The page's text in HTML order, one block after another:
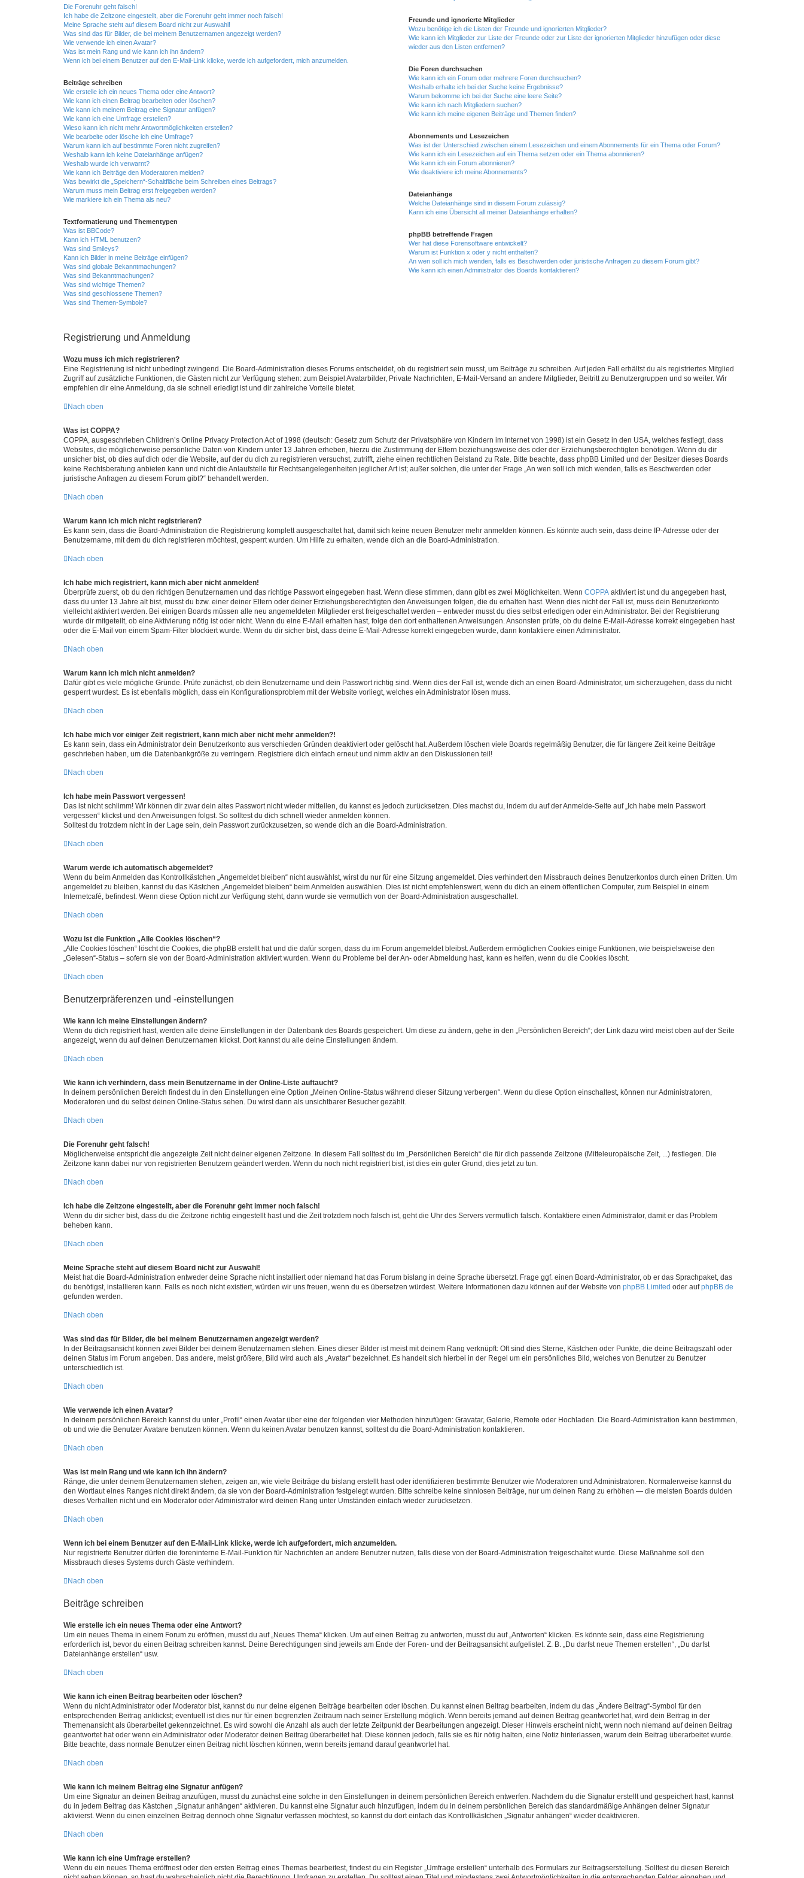
Die Forenuhr geht falsch!
Ich habe die Zeitzone eingestellt, aber die Forenuhr geht immer noch falsch!
Meine Sprache steht auf diesem Board nicht zur Auswahl!
Was sind das für Bilder, die bei meinem Benutzernamen angezeigt werden?
Wie verwende ich einen Avatar?
Was ist mein Rang und wie kann ich ihn ändern?
Wenn ich bei einem Benutzer auf den E-Mail-Link klicke, werde ich aufgefordert, mich anzumelden.
Beiträge schreiben
Wie erstelle ich ein neues Thema oder eine Antwort?
Wie kann ich einen Beitrag bearbeiten oder löschen?
Wie kann ich meinem Beitrag eine Signatur anfügen?
Wie kann ich eine Umfrage erstellen?
Wieso kann ich nicht mehr Antwortmöglichkeiten erstellen?
Wie bearbeite oder lösche ich eine Umfrage?
Warum kann ich auf bestimmte Foren nicht zugreifen?
Weshalb kann ich keine Dateianhänge anfügen?
Weshalb wurde ich verwarnt?
Wie kann ich Beiträge den Moderatoren melden?
Was bewirkt die „Speichern“-Schaltfläche beim Schreiben eines Beitrags?
Warum muss mein Beitrag erst freigegeben werden?
Wie markiere ich ein Thema als neu?
Textformatierung und Thementypen
Was ist BBCode?
Kann ich HTML benutzen?
Was sind Smileys?
Kann ich Bilder in meine Beiträge einfügen?
Was sind globale Bekanntmachungen?
Was sind Bekanntmachungen?
Was sind wichtige Themen?
Was sind geschlossene Themen?
Was sind Themen-Symbole?
Freunde und ignorierte Mitglieder
Wozu benötige ich die Listen der Freunde und ignorierten Mitglieder?
Wie kann ich Mitglieder zur Liste der Freunde oder zur Liste der ignorierten Mitglieder hinzufügen oder diese
wieder aus den Listen entfernen?
Die Foren durchsuchen
Wie kann ich ein Forum oder mehrere Foren durchsuchen?
Weshalb erhalte ich bei der Suche keine Ergebnisse?
Warum bekomme ich bei der Suche eine leere Seite?
Wie kann ich nach Mitgliedern suchen?
Wie kann ich meine eigenen Beiträge und Themen finden?
Abonnements und Lesezeichen
Was ist der Unterschied zwischen einem Lesezeichen und einem Abonnements für ein Thema oder Forum?
Wie kann ich ein Lesezeichen auf ein Thema setzen oder ein Thema abonnieren?
Wie kann ich ein Forum abonnieren?
Wie deaktiviere ich meine Abonnements?
Dateianhänge
Welche Dateianhänge sind in diesem Forum zulässig?
Kann ich eine Übersicht all meiner Dateianhänge erhalten?
phpBB betreffende Fragen
Wer hat diese Forensoftware entwickelt?
Warum ist Funktion x oder y nicht enthalten?
An wen soll ich mich wenden, falls es Beschwerden oder juristische Anfragen zu diesem Forum gibt?
Wie kann ich einen Administrator des Boards kontaktieren?
Registrierung und Anmeldung
Wozu muss ich mich registrieren?
Eine Registrierung ist nicht unbedingt zwingend. Die Board-Administration dieses Forums entscheidet, ob du registriert sein musst, um Beiträge zu schreiben. Auf jeden Fall erhältst du als registriertes Mitglied
Zugriff auf zusätzliche Funktionen, die Gästen nicht zur Verfügung stehen: zum Beispiel Avatarbilder, Private Nachrichten, E-Mail-Versand an andere Mitglieder, Beitritt zu Benutzergruppen und so weiter. Wir
empfehlen dir eine Anmeldung, da sie schnell erledigt ist und dir zahlreiche Vorteile bietet.
Nach oben
Was ist COPPA?
COPPA, ausgeschrieben Children’s Online Privacy Protection Act of 1998 (deutsch: Gesetz zum Schutz der Privatsphäre von Kindern im Internet von 1998) ist ein Gesetz in den USA, welches festlegt, dass
Websites, die möglicherweise persönliche Daten von Kindern unter 13 Jahren erheben, hierzu die Zustimmung der Eltern beziehungsweise des oder der Erziehungsberechtigten benötigen. Wenn du dir
unsicher bist, ob dies auf dich oder die Website, auf der du dich zu registrieren versuchst, zutrifft, ziehe einen rechtlichen Beistand zu Rate. Bitte beachte, dass phpBB Limited und der Besitzer dieses Boards
keine Rechtsberatung anbieten kann und nicht die Anlaufstelle für Rechtsangelegenheiten jeglicher Art ist; außer solchen, die unter der Frage „An wen soll ich mich wenden, falls es Beschwerden oder
juristische Anfragen zu diesem Forum gibt?“ behandelt werden.
Nach oben
Warum kann ich mich nicht registrieren?
Es kann sein, dass die Board-Administration die Registrierung komplett ausgeschaltet hat, damit sich keine neuen Benutzer mehr anmelden können. Es könnte auch sein, dass deine IP-Adresse oder der
Benutzername, mit dem du dich registrieren möchtest, gesperrt wurden. Um Hilfe zu erhalten, wende dich an die Board-Administration.
Nach oben
Ich habe mich registriert, kann mich aber nicht anmelden!
Überprüfe zuerst, ob du den richtigen Benutzernamen und das richtige Passwort eingegeben hast. Wenn diese stimmen, dann gibt es zwei Möglichkeiten. Wenn COPPA aktiviert ist und du angegeben hast,
dass du unter 13 Jahre alt bist, musst du bzw. einer deiner Eltern oder deiner Erziehungsberechtigten den Anweisungen folgen, die du erhalten hast. Wenn dies nicht der Fall ist, muss dein Benutzerkonto
vielleicht aktiviert werden. Bei einigen Boards müssen alle neu angemeldeten Mitglieder erst freigeschaltet werden – entweder musst du dies selbst erledigen oder ein Administrator. Bei der Registrierung
wurde dir mitgeteilt, ob eine Aktivierung nötig ist oder nicht. Wenn du eine E-Mail erhalten hast, folge den dort enthaltenen Anweisungen. Ansonsten prüfe, ob du deine E-Mail-Adresse korrekt eingegeben hast
oder die E-Mail von einem Spam-Filter blockiert wurde. Wenn du dir sicher bist, dass deine E-Mail-Adresse korrekt eingegeben wurde, dann kontaktiere einen Administrator.
Nach oben
Warum kann ich mich nicht anmelden?
Dafür gibt es viele mögliche Gründe. Prüfe zunächst, ob dein Benutzername und dein Passwort richtig sind. Wenn dies der Fall ist, wende dich an einen Board-Administrator, um sicherzugehen, dass du nicht
gesperrt wurdest. Es ist ebenfalls möglich, dass ein Konfigurationsproblem mit der Website vorliegt, welches ein Administrator lösen muss.
Nach oben
Ich habe mich vor einiger Zeit registriert, kann mich aber nicht mehr anmelden?!
Es kann sein, dass ein Administrator dein Benutzerkonto aus verschieden Gründen deaktiviert oder gelöscht hat. Außerdem löschen viele Boards regelmäßig Benutzer, die für längere Zeit keine Beiträge
geschrieben haben, um die Datenbankgröße zu verringern. Registriere dich einfach erneut und nimm aktiv an den Diskussionen teil!
Nach oben
Ich habe mein Passwort vergessen!
Das ist nicht schlimm! Wir können dir zwar dein altes Passwort nicht wieder mitteilen, du kannst es jedoch zurücksetzen. Dies machst du, indem du auf der Anmelde-Seite auf „Ich habe mein Passwort
vergessen“ klickst und den Anweisungen folgst. So solltest du dich schnell wieder anmelden können.
Solltest du trotzdem nicht in der Lage sein, dein Passwort zurückzusetzen, so wende dich an die Board-Administration.
Nach oben
Warum werde ich automatisch abgemeldet?
Wenn du beim Anmelden das Kontrollkästchen „Angemeldet bleiben“ nicht auswählst, wirst du nur für eine Sitzung angemeldet. Dies verhindert den Missbrauch deines Benutzerkontos durch einen Dritten. Um
angemeldet zu bleiben, kannst du das Kästchen „Angemeldet bleiben“ beim Anmelden auswählen. Dies ist nicht empfehlenswert, wenn du dich an einem öffentlichen Computer, zum Beispiel in einem
Internetcafé, befindest. Wenn diese Option nicht zur Verfügung steht, dann wurde sie vermutlich von der Board-Administration ausgeschaltet.
Nach oben
Wozu ist die Funktion „Alle Cookies löschen“?
„Alle Cookies löschen“ löscht die Cookies, die phpBB erstellt hat und die dafür sorgen, dass du im Forum angemeldet bleibst. Außerdem ermöglichen Cookies einige Funktionen, wie beispielsweise den
„Gelesen“-Status – sofern sie von der Board-Administration aktiviert wurden. Wenn du Probleme bei der An- oder Abmeldung hast, kann es helfen, wenn du die Cookies löscht.
Nach oben
Benutzerpräferenzen und -einstellungen
Wie kann ich meine Einstellungen ändern?
Wenn du dich registriert hast, werden alle deine Einstellungen in der Datenbank des Boards gespeichert. Um diese zu ändern, gehe in den „Persönlichen Bereich“; der Link dazu wird meist oben auf der Seite
angezeigt, wenn du auf deinen Benutzernamen klickst. Dort kannst du alle deine Einstellungen ändern.
Nach oben
Wie kann ich verhindern, dass mein Benutzername in der Online-Liste auftaucht?
In deinem persönlichen Bereich findest du in den Einstellungen eine Option „Meinen Online-Status während dieser Sitzung verbergen“. Wenn du diese Option einschaltest, können nur Administratoren,
Moderatoren und du selbst deinen Online-Status sehen. Du wirst dann als unsichtbarer Besucher gezählt.
Nach oben
Die Forenuhr geht falsch!
Möglicherweise entspricht die angezeigte Zeit nicht deiner eigenen Zeitzone. In diesem Fall solltest du im „Persönlichen Bereich“ die für dich passende Zeitzone (Mitteleuropäische Zeit, ...) festlegen. Die
Zeitzone kann dabei nur von registrierten Benutzern geändert werden. Wenn du noch nicht registriert bist, ist dies ein guter Grund, dies jetzt zu tun.
Nach oben
Ich habe die Zeitzone eingestellt, aber die Forenuhr geht immer noch falsch!
Wenn du dir sicher bist, dass du die Zeitzone richtig eingestellt hast und die Zeit trotzdem noch falsch ist, geht die Uhr des Servers vermutlich falsch. Kontaktiere einen Administrator, damit er das Problem
beheben kann.
Nach oben
Meine Sprache steht auf diesem Board nicht zur Auswahl!
Meist hat die Board-Administration entweder deine Sprache nicht installiert oder niemand hat das Forum bislang in deine Sprache übersetzt. Frage ggf. einen Board-Administrator, ob er das Sprachpaket, das
du benötigst, installieren kann. Falls es noch nicht existiert, würden wir uns freuen, wenn du es übersetzen würdest. Weitere Informationen dazu können auf der Website von phpBB Limited oder aufphpBB.de
gefunden werden.
Nach oben
Was sind das für Bilder, die bei meinem Benutzernamen angezeigt werden?
In der Beitragsansicht können zwei Bilder bei deinem Benutzernamen stehen. Eines dieser Bilder ist meist mit deinem Rang verknüpft: Oft sind dies Sterne, Kästchen oder Punkte, die deine Beitragszahl oder
deinen Status im Forum angeben. Das andere, meist größere, Bild wird auch als „Avatar“ bezeichnet. Es handelt sich hierbei in der Regel um ein persönliches Bild, welches von Benutzer zu Benutzer
unterschiedlich ist.
Nach oben
Wie verwende ich einen Avatar?
In deinem persönlichen Bereich kannst du unter „Profil“ einen Avatar über eine der folgenden vier Methoden hinzufügen: Gravatar, Galerie, Remote oder Hochladen. Die Board-Administration kann bestimmen,
ob und wie die Benutzer Avatare benutzen können. Wenn du keinen Avatar benutzen kannst, solltest du die Board-Administration kontaktieren.
Nach oben
Was ist mein Rang und wie kann ich ihn ändern?
Ränge, die unter deinem Benutzernamen stehen, zeigen an, wie viele Beiträge du bislang erstellt hast oder identifizieren bestimmte Benutzer wie Moderatoren und Administratoren. Normalerweise kannst du
den Wortlaut eines Ranges nicht direkt ändern, da sie von der Board-Administration festgelegt wurden. Bitte schreibe keine sinnlosen Beiträge, nur um deinen Rang zu erhöhen — die meisten Boards dulden
dieses Verhalten nicht und ein Moderator oder Administrator wird deinen Rang unter Umständen einfach wieder zurücksetzen.
Nach oben
Wenn ich bei einem Benutzer auf den E-Mail-Link klicke, werde ich aufgefordert, mich anzumelden.
Nur registrierte Benutzer dürfen die foreninterne E-Mail-Funktion für Nachrichten an andere Benutzer nutzen, falls diese von der Board-Administration freigeschaltet wurde. Diese Maßnahme soll den
Missbrauch dieses Systems durch Gäste verhindern.
Nach oben
Beiträge schreiben
Wie erstelle ich ein neues Thema oder eine Antwort?
Um ein neues Thema in einem Forum zu eröffnen, musst du auf „Neues Thema“ klicken. Um auf einen Beitrag zu antworten, musst du auf „Antworten“ klicken. Es könnte sein, dass eine Registrierung
erforderlich ist, bevor du einen Beitrag schreiben kannst. Deine Berechtigungen sind jeweils am Ende der Foren- und der Beitragsansicht aufgelistet. Z. B. „Du darfst neue Themen erstellen“, „Du darfst
Dateianhänge erstellen“ usw.
Nach oben
Wie kann ich einen Beitrag bearbeiten oder löschen?
Wenn du nicht Administrator oder Moderator bist, kannst du nur deine eigenen Beiträge bearbeiten oder löschen. Du kannst einen Beitrag bearbeiten, indem du das „Ändere Beitrag“-Symbol für den
entsprechenden Beitrag anklickst; eventuell ist dies nur für einen begrenzten Zeitraum nach seiner Erstellung möglich. Wenn bereits jemand auf deinen Beitrag geantwortet hat, wird dein Beitrag in der
Themenansicht als überarbeitet gekennzeichnet. Es wird sowohl die Anzahl als auch der letzte Zeitpunkt der Bearbeitungen angezeigt. Dieser Hinweis erscheint nicht, wenn noch niemand auf deinen Beitrag
geantwortet hat oder wenn ein Administrator oder Moderator deinen Beitrag überarbeitet hat. Diese können jedoch, falls sie es für nötig halten, eine Notiz hinterlassen, warum dein Beitrag überarbeitet wurde.
Bitte beachte, dass normale Benutzer einen Beitrag nicht löschen können, wenn bereits jemand darauf geantwortet hat.
Nach oben
Wie kann ich meinem Beitrag eine Signatur anfügen?
Um eine Signatur an deinen Beitrag anzufügen, musst du zunächst eine solche in den Einstellungen in deinem persönlichen Bereich entwerfen. Nachdem du die Signatur erstellt und gespeichert hast, kannst
du in jedem Beitrag das Kästchen „Signatur anhängen“ aktivieren. Du kannst eine Signatur auch hinzufügen, indem du in deinem persönlichen Bereich das standardmäßige Anhängen deiner Signatur
aktivierst. Wenn du einen einzelnen Beitrag dennoch ohne Signatur verfassen möchtest, so kannst du dort einfach das Kontrollkästchen „Signatur anhängen“ wieder deaktivieren.
Nach oben
Wie kann ich eine Umfrage erstellen?
Wenn du ein neues Thema eröffnest oder den ersten Beitrag eines Themas bearbeitest, findest du ein Register „Umfrage erstellen“ unterhalb des Formulars zur Beitragserstellung. Solltest du diesen Bereich